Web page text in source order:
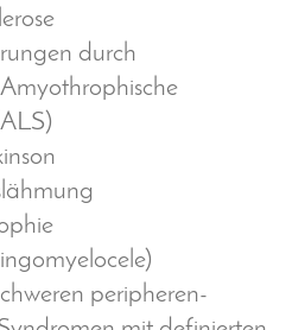
durch
peripheren-